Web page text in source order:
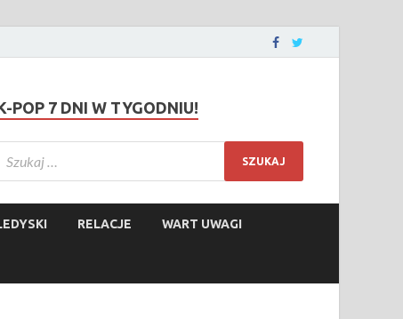
POP 7 DNI W TYGODNIU!
RELACJE WART UWAGI